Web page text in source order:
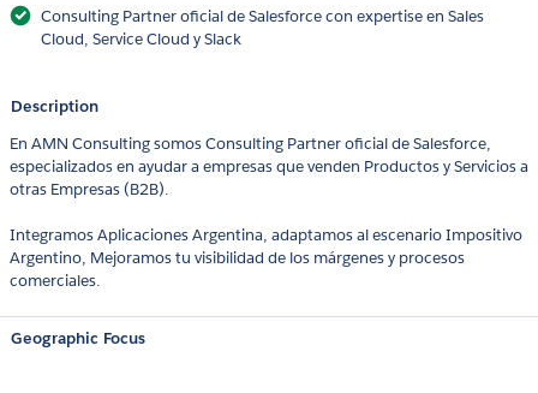
Consulting Partner oficial de Salesforce con expertise en Sales
Cloud, Service Cloud y Slack
Description
En AMN Consulting somos Consulting Partner oficial de Salesforce,
especializados en ayudar a empresas que venden Productos y Servicios a
otras Empresas (B2B).
Integramos Aplicaciones Argentina, adaptamos al escenario Impositivo
Argentino, Mejoramos tu visibilidad de los márgenes y procesos
comerciales.
Geographic Focus